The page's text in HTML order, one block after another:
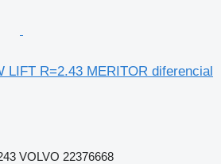
LIFT R=2.43 MERITOR diferencial
VOLVO 22376668